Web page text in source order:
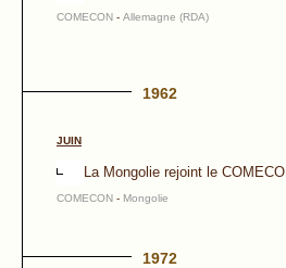
COMECON - Allemagne (RDA)
1962
JUIN
La Mongolie rejoint le
COMECON - Mongolie
1972